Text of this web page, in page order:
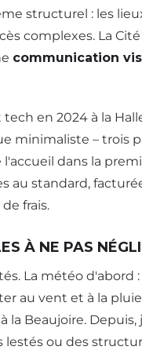
structurel : les
complexes. La
communication
en 2024 à la
minimaliste – trois
dans la
au standard,
frais.
À NE PAS
La météo d'abord
au vent et à la
la Beaujoire.
ou des